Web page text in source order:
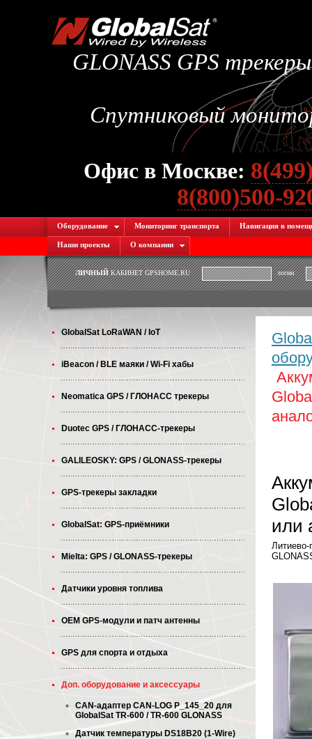
GLONASS GPS
Спутниковый
Офис в Москве:
8(800)500-
Оборудование Мониторинг транспорта Навигация в
Наши проекты О компании
ЛИЧНЫЙКАБИНЕТ GPSHOME.RU логин
GlobalSat LoRaWAN / IoT
iBeacon / BLE маяки / Wi-Fi хабы
Neomatica GPS / ГЛОНАСС трекеры
Duotec GPS / ГЛОНАСС-трекеры
GALILEOSKY: GPS / GLONASS-трекеры
GPS-трекеры закладки
GlobalSat: GPS-приёмники
Mielta: GPS / GLONASS-трекеры
Датчики уровня топлива
OEM GPS-модули и патч антенны
GPS для спорта и отдыха
Доп. оборудование и аксессуары
CAN-адаптер CAN-LOG P_145_20 для
GlobalSat TR-600 / TR-600 GLONASS
Датчик температуры DS18B20 (1-Wire)
или
Литиево-